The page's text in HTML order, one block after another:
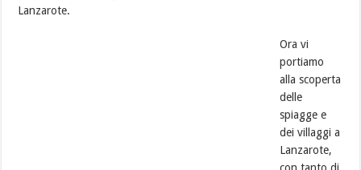
Lanzarote.
Ora vi
portiamo
alla scoperta
delle
spiagge e
dei villaggi a
Lanzarote,